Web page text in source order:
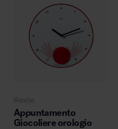
Rexite
Appuntamento
Giocoliere orologio